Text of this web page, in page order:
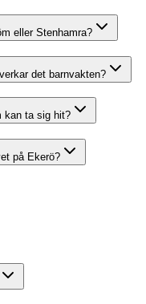
eller Stenhamra?
det barnvakten?
kan ta sig hit?
på Ekerö?